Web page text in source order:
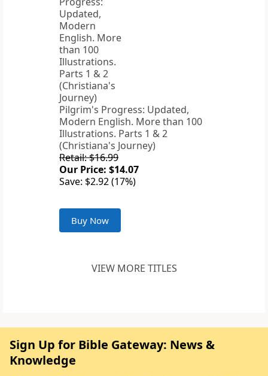
Pilgrim's Progress: Updated,
Modern English. More than 100
Illustrations. Parts 1 & 2
(Christiana's Journey)
Retail: $16.99
Our Price: $14.07
Save: $2.92 (17%)
Buy Now
VIEW MORE TITLES
Sign Up for Bible Gateway: News &
Knowledge